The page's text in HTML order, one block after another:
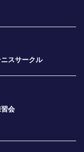
スサークル
会